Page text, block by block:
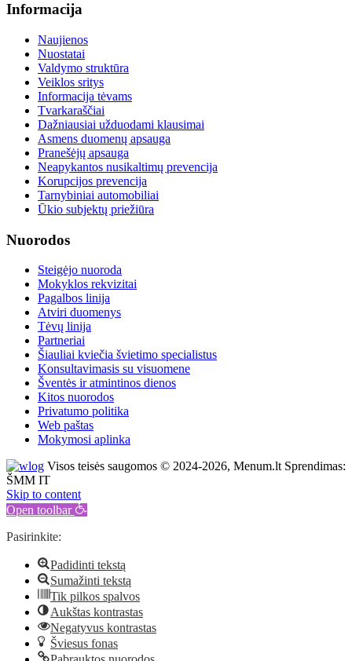
Informacija
Naujienos
Nuostatai
Valdymo struktūra
Veiklos sritys
Informacija tėvams
Tvarkaraščiai
Dažniausiai užduodami klausimai
Asmens duomenų apsauga
Pranešėjų apsauga
Neapykantos nusikaltimų prevencija
Korupcijos prevencija
Tarnybiniai automobiliai
Ūkio subjektų priežiūra
Nuorodos
Steigėjo nuoroda
Mokyklos rekvizitai
Pagalbos linija
Atviri duomenys
Tėvų linija
Partneriai
Šiauliai kviečia švietimo specialistus
Konsultavimasis su visuomene
Šventės ir atmintinos dienos
Kitos nuorodos
Privatumo politika
Web paštas
Mokymosi aplinka
Visos teisės saugomos © 2024-2026, Menum.lt Sprendimas:
ŠMM IT
Skip to content
Open toolbar
Pasirinkite:
Padidinti tekstą
Sumažinti tekstą
Tik pilkos spalvos
Aukštas kontrastas
Negatyvus kontrastas
Šviesus fonas